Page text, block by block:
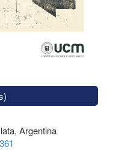
Argentina